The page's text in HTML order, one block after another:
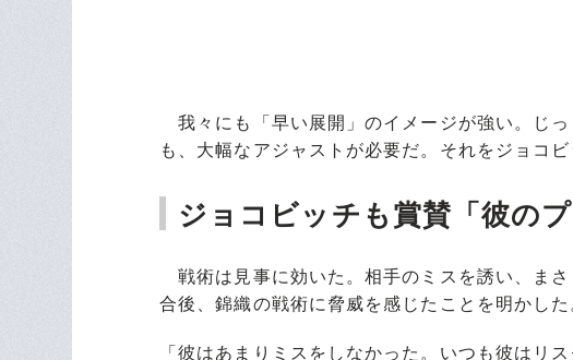
我々にも「早い展開」のイメージが強い。じ
も、大幅なアジャストが必要だ。それをジョコビ
ジョコビッチも賞賛「彼の
戦術は見事に効いた。相手のミスを誘い、ま
合後、錦織の戦術に脅威を感じたことを明かした
「彼はあまりミスをしなかった。いつも彼はリ